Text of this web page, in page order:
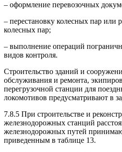
– оформление перевозочных
– перестановку колесных пар или
колесных пар;
– выполнение операций
видов контроля.
Строительство зданий и
обслуживания и ремонта,
перегрузочной станции для
локомотивов предусматривают в
7.8.5 При строительстве и
железнодорожных станций
железнодорожных путей
приведенным в таблице 13.